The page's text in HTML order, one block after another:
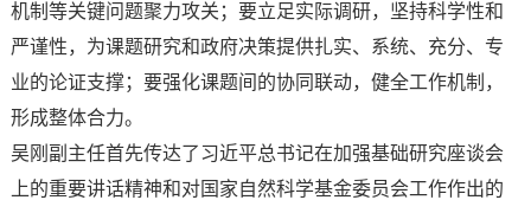
机制等关键问题聚力攻关；要立足实际调研，坚持科学性和
严谨性，为课题研究和政府决策提供扎实、系统、充分、专
业的论证支撑；要强化课题间的协同联动，健全工作机制，
形成整体合力。
吴刚副主任首先传达了习近平总书记在加强基础研究座谈会
上的重要讲话精神和对国家自然科学基金委员会工作作出的